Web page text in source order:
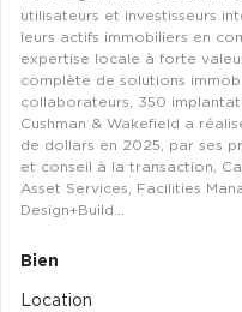
utilisateurs et investisseurs
leurs actifs immobiliers en
expertise locale à forte
complète de solutions
collaborateurs, 350
Cushman & Wakefield a
de dollars en 2025, par ses
et conseil à la transaction,
Asset Services, Facilities
Design+Build…
Bien
Location